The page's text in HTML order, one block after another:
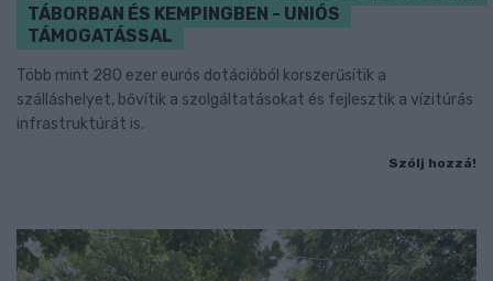
TÁBORBAN ÉS KEMPINGBEN - UNIÓS
TÁMOGATÁSSAL
Több mint 280 ezer eurós dotációból korszerűsítik a
szálláshelyet, bővítik a szolgáltatásokat és fejlesztik a vízitúrás
infrastruktúrát is.
Szólj hozzá!